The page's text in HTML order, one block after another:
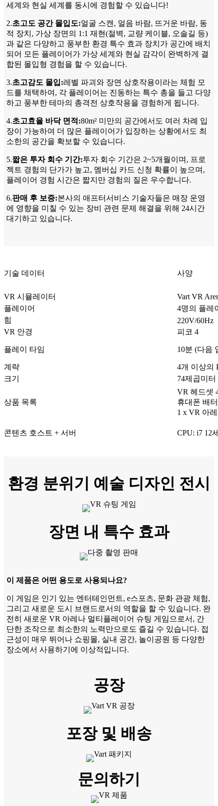
세계와 현실 세계를 동시에 경험할 수 있습니다!
2.초고도 공간 몰입도:얼굴 스캔, 얼음 바람, 뜨거운 바람, 동
적 장치, 가상 장면의 1:1 재현(절벽, 교량 케이블, 오솔길 등)
과 같은 다양하고 풍부한 환경 특수 효과 장치가 공간에 배치
되어 모든 플레이어가 가상 세계와 현실 감각이 완벽하게 결
합된 몰입형 경험을 할 수 있습니다.
3.초고감도 몰입:레벨 파괴와 장면 상호작용이라는 체험 모
드를 채택하여, 각 플레이어는 진동하는 특수 총을 들고 다양
하고 풍부한 테마의 총격전 상호작용을 경험하게 됩니다.
4.초고효율 바닥 면적:80m² 미만의 공간에서도 여러 차례 입
장이 가능하여 더 많은 플레이어가 입장하는 상황에서도 최
소한의 공간을 확보할 수 있습니다.
5.짧은 투자 회수 기간:투자 회수 기간은 2~5개월이며, 프로
젝트 경험의 단가가 높고, 멤버십 카드 신청 확률이 높으며,
플레이어 경험 시간은 짧지만 경험의 질은 우수합니다.
6.판매 후 보증:본사의 애프터서비스 기술자들은 매장 운영
에 영향을 미칠 수 있는 장비 관련 문제 해결을 위해 24시간
대기하고 있습니다.
기술 데이터 사양
VR 시뮬레이터
Vart VR
플레이어
4명의 플레
힘
220V/60Hz
VR 안경
피코 4
플레이 타임 10분 (다음
계략
4개 이상의
크기
74제곱미터
상품 목록
VR 헤드셋
휴대폰 배
1 x VR 아
콘텐츠 호스트 + 서버 CPU: i7 12
환경 분위기 예술 디자인 전시
장면 내 특수 효과
이 제품은 어떤 용도로 사용되나요?
이 게임은 인기 있는 엔터테인먼트, e스포츠, 문화 관광 체험,
그리고 새로운 도시 브랜드로서의 역할을 할 수 있습니다. 완
전히 새로운 VR 아레나 멀티플레이어 슈팅 게임으로서, 간
단한 조작으로 최소한의 노력만으로도 즐길 수 있습니다. 접
근성이 매우 뛰어나 쇼핑몰, 실내 공간, 놀이공원 등 다양한
장소에서 사용하기에 이상적입니다.
공장
포장 및 배송
문의하기